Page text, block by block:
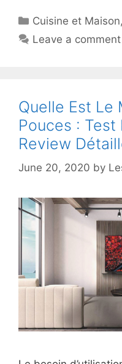
Cuisine et Maison,
Leave a comment
Quelle Est Le
Pouces :
Review
June 20, 2020 by